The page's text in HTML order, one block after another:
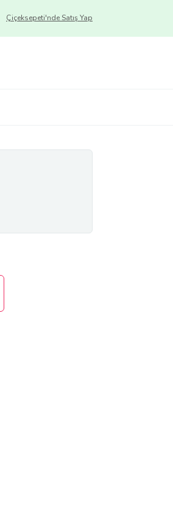
Çiçeksepeti'nde Satış Yap